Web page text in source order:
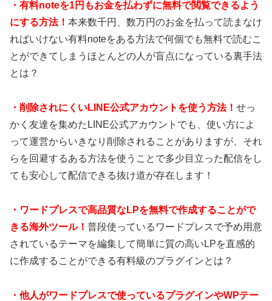
・有料noteを1円もお金を払わずに無料で閲覧できるよう
にする方法！ 本来数千円、数万円のお金を払って読まなけ
ればいけない有料noteをある方法で何個でも無料で読むこ
とができてしまうほとんどの人が盲点になっている裏手法
とは？
・ 削除されにくいLINE公式アカウントを使う方法！ せっ
かく友達を集めたLINE公式アカウントでも、使い方によ
って運営からいきなり削除されることがありますが、それ
らを回避するある方法を使うことで多少目立った配信をし
ても安心して配信できる抜け道が存在します！
・ ワードプレスで高品質なLPを無料で作成することがで
きる海外ツール！ 普段使っているワードプレスで予め用意
されているテーマを編集して簡単に質の高いLPを直感的
に作成することができる有料級のプラグインとは？
・ 他人がワードプレスで使っているプラグインやWPテー